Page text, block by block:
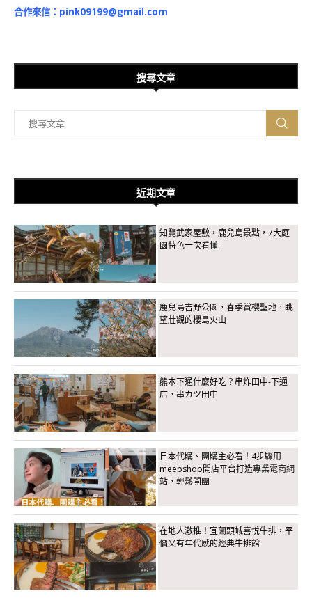
合作來信： pink09199@gmail.com
搜尋文章
近期文章
知覽武家屋敷，鹿兒島景點，7大庭
園特色一次看懂
鹿兒島吉野公園，春季賞櫻聖地，眺
望壯觀的櫻島火山
熊本下通什麼好吃？串炸田中-下通
店，串カツ田中
日本代購、團購主必看！4步驟用
meepshop開店平台打造專業電商網
站，輕鬆開團
在地人激推！宜蘭頭城喜悅牛排，平
價又有年代感的經典牛排館